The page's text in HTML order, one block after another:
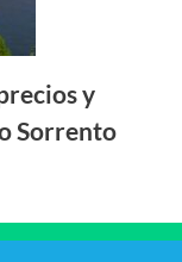
y
Sorrento